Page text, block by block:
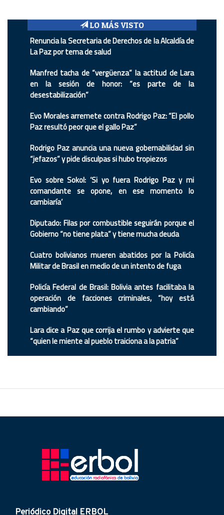
LO MÁS VISTO
Renuncia la Secretaria de Derechos de la Alcaldía de
La Paz por tema de salud
Manfred tacha de “vergüenza” la actitud de Lara
en la sesión de honor: “es parte de la
desestabilización”
Evo Morales arremete contra Rodrigo Paz: “El pollo
Paz resultó peor que el gallo Paz”
Rodrigo Paz anuncia una nueva gobernabilidad sin
“jefazos” y pide disculpas si hubo tropiezos
Evo sobre Sokol: ‘Si yo fuera Rodrigo Paz y mi
comandante se opone, en ese momento lo
cambiaría’
Diputado: Filas por combustible seguirán porque el
Gobierno “no tiene plata” y tiene mucha deuda
Cuatro bolivianos mueren abatidos por la Policía
Militar de Brasil en medio de un intento de fuga
Policía Federal de Brasil: Bolivia antes facilitaba la
operación de facciones criminales, “hoy está
cambiando”
Lara dice a Paz que corrija el rumbo y advierte que
“quien le miente al pueblo traiciona a la patria”
Periódico Digital ERBOL